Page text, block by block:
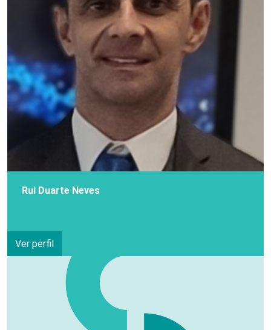
Rui Duarte Neves
Ver perfil